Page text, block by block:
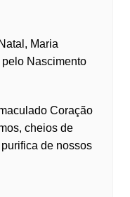
Maria
Nascimento
Coração
cheios de
de nossos